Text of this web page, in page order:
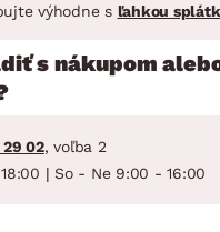
výhodne s ľahkou
s nákupom
02, voľba 2
| So - Ne 9:00 - 16:00